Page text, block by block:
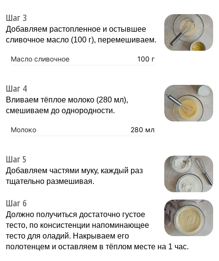
Шаг 3
Добавляем растопленное и остывшее
сливочное масло (100 г), перемешиваем.
Масло сливочное 100 г
Шаг 4
Вливаем тёплое молоко (280 мл),
смешиваем до однородности.
Молоко 280 мл
Шаг 5
Добавляем частями муку, каждый раз
тщательно размешивая.
Шаг 6
Должно получиться достаточно густое
тесто, по консистенции напоминающее
тесто для оладий. Накрываем его
полотенцем и оставляем в тёплом месте на 1 час.